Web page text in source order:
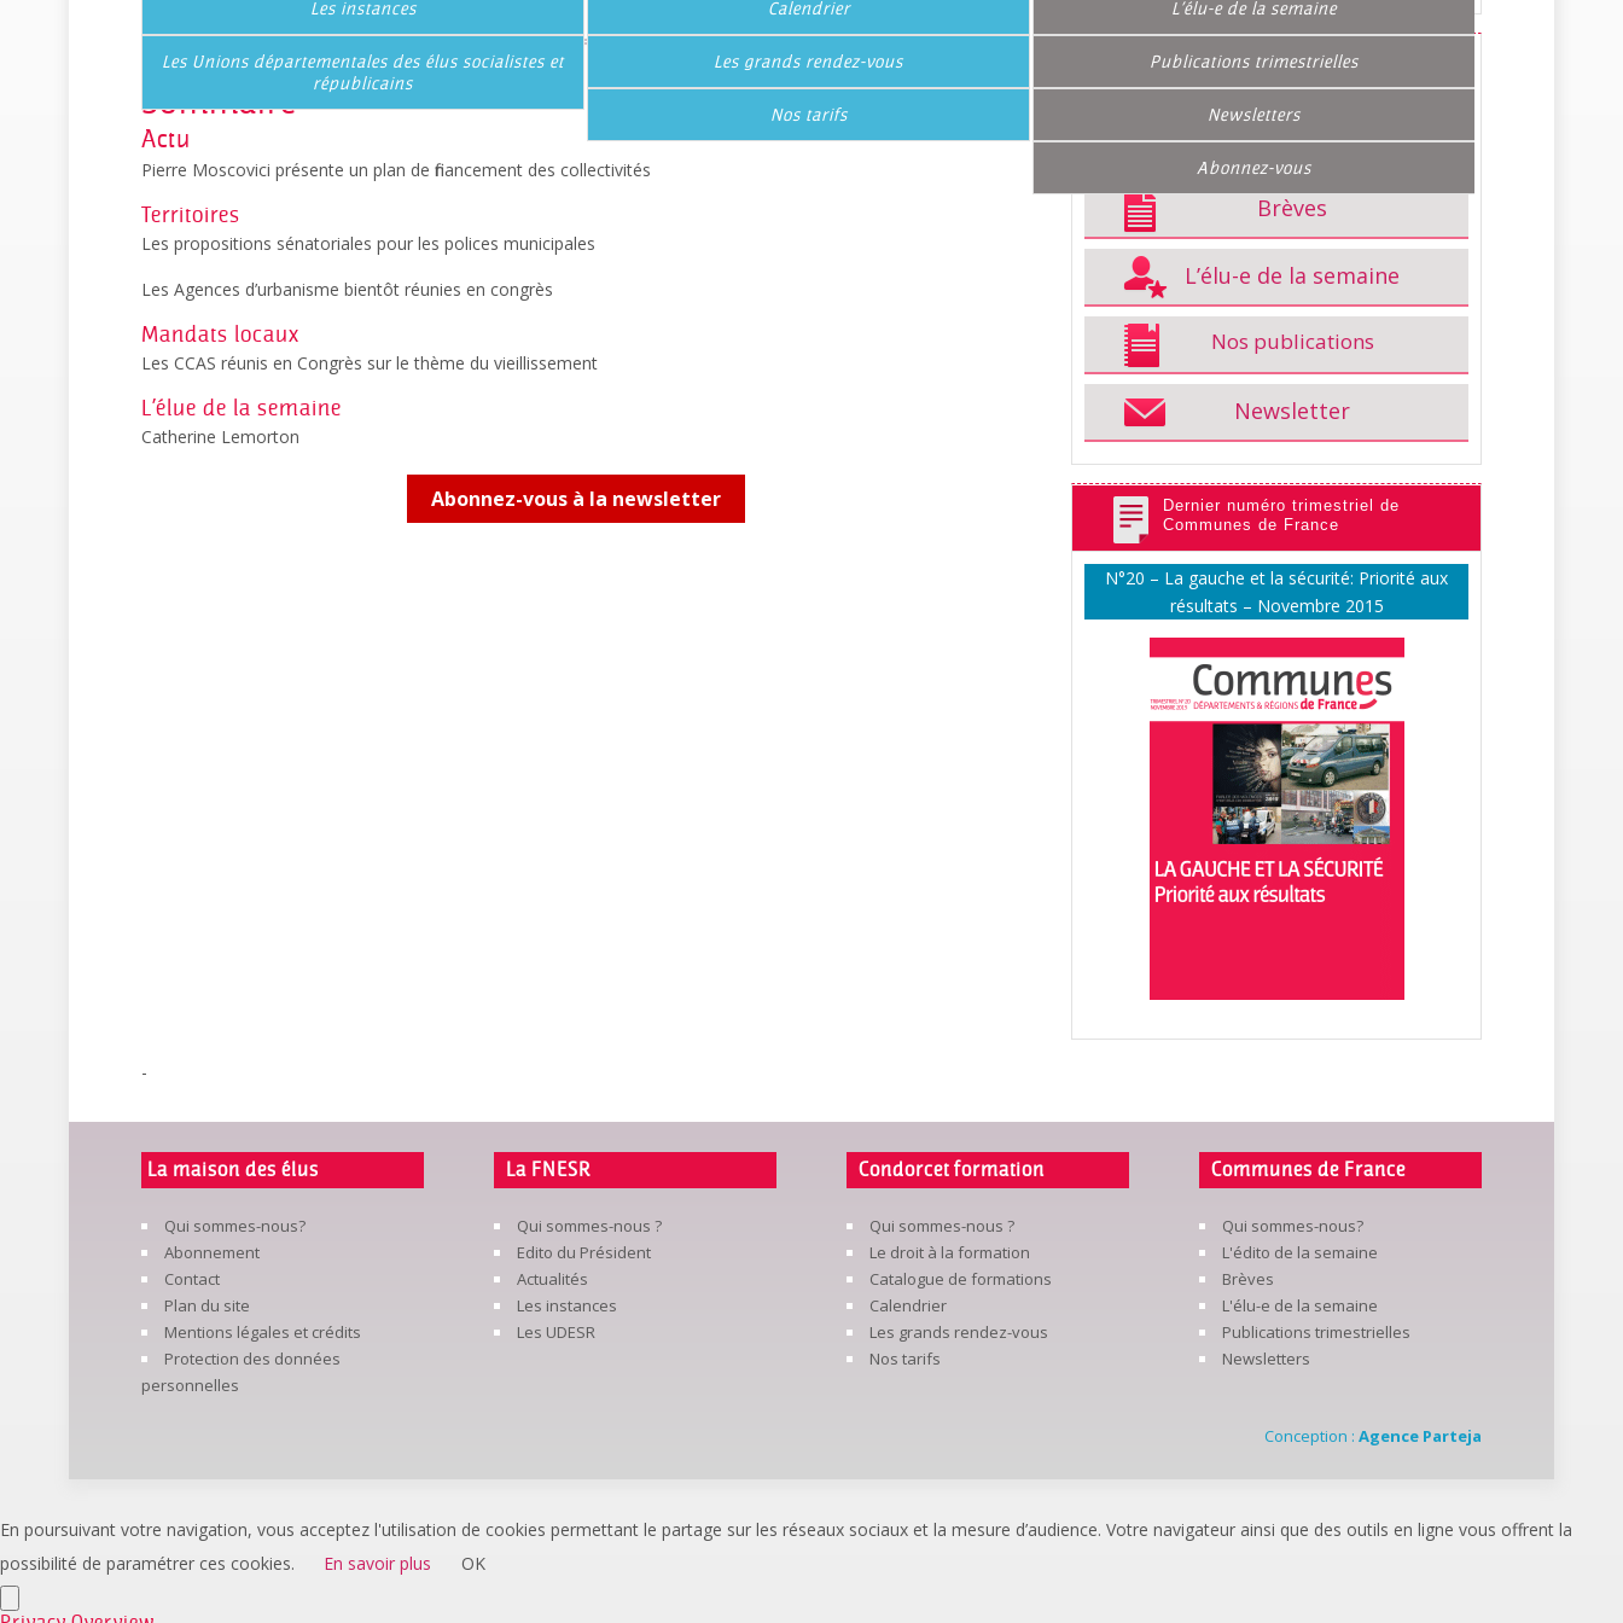
Les instances
Les Unions départementales des élus socialistes et
républicains
Calendrier
Les grands rendez-vous
Nos tarifs
L’élu-e de la semaine
Publications trimestrielles
Newsletters
Abonnez-vous
Sommaire
Actu
Pierre Moscovici présente un plan de financement des collectivités
Territoires
Les propositions sénatoriales pour les polices municipales
Les Agences d’urbanisme bientôt réunies en congrès
Mandats locaux
Les CCAS réunis en Congrès sur le thème du vieillissement
L’élue de la semaine
Catherine Lemorton
Abonnez-vous à la newsletter
Qui sommes-nous ?
L’édito de la semaine
Brèves
L’élu-e de la semaine
Nos publications
Newsletter
Dernier numéro trimestriel de
Communes de France
N°20 – La gauche et la sécurité: Priorité aux
résultats – Novembre 2015
-
La maison des élus
Qui sommes-nous?
Abonnement
Contact
Plan du site
Mentions légales et crédits
Protection des données
personnelles
La FNESR
Qui sommes-nous ?
Edito du Président
Actualités
Les instances
Les UDESR
Condorcet formation
Qui sommes-nous ?
Le droit à la formation
Catalogue de formations
Calendrier
Les grands rendez-vous
Nos tarifs
Communes de France
Qui sommes-nous?
L'édito de la semaine
Brèves
L'élu-e de la semaine
Publications trimestrielles
Newsletters
Conception : Agence Parteja
En poursuivant votre navigation, vous acceptez l'utilisation de cookies permettant le partage sur les réseaux sociaux et la mesure d’audience. Votre navigateur ainsi que des outils en ligne vous offrent la
possibilité de paramétrer ces cookies.
En savoir plus OK